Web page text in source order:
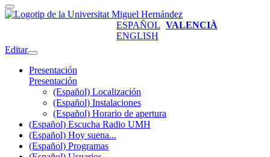
ESPAÑOL VALENCIÀ
ENGLISH
Editar
Presentación
Presentación
(Español) Localización
(Español) Instalaciones
(Español) Horario de apertura
(Español) Escucha Radio UMH
(Español) Hoy suena...
(Español) Programas